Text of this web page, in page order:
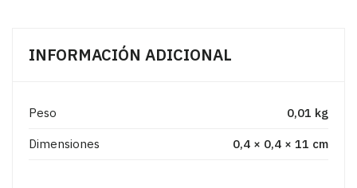
INFORMACIÓN ADICIONAL
Peso 0,01 kg
Dimensiones 0,4 × 0,4 × 11 cm